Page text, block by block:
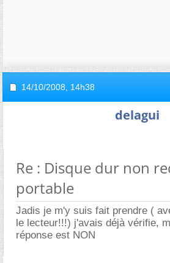
14/10/2008, 14h38
delagui
Re : Disque dur non
portable
Jadis je m'y suis fait prendre (
le lecteur!!!) j'avais déjà vérifie,
réponse est NON